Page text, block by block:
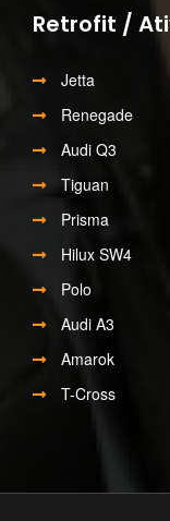
Retrofit /
Jetta
Renegade
Audi Q3
Tiguan
Prisma
Hilux SW4
Polo
Audi A3
Amarok
T-Cross